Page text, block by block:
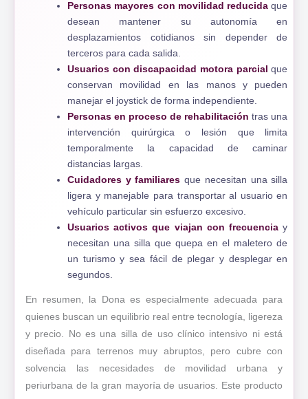
Personas mayores con movilidad reducida que
desean mantener su autonomía en
desplazamientos cotidianos sin depender de
terceros para cada salida.
Usuarios con discapacidad motora parcial que
conservan movilidad en las manos y pueden
manejar el joystick de forma independiente.
Personas en proceso de rehabilitación tras una
intervención quirúrgica o lesión que limita
temporalmente la capacidad de caminar
distancias largas.
Cuidadores y familiares que necesitan una silla
ligera y manejable para transportar al usuario en
vehículo particular sin esfuerzo excesivo.
Usuarios activos que viajan con frecuencia y
necesitan una silla que quepa en el maletero de
un turismo y sea fácil de plegar y desplegar en
segundos.
En resumen, la Dona es especialmente adecuada para
quienes buscan un equilibrio real entre tecnología, ligereza
y precio. No es una silla de uso clínico intensivo ni está
diseñada para terrenos muy abruptos, pero cubre con
solvencia las necesidades de movilidad urbana y
periurbana de la gran mayoría de usuarios. Este producto